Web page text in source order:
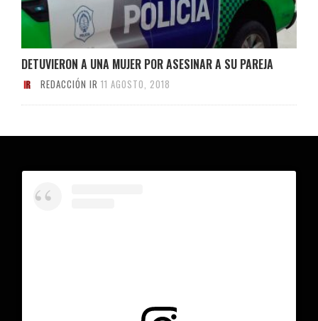
DETUVIERON A UNA MUJER POR ASESINAR A SU PAREJA
REDACCIÓN IR 11 AGOSTO, 2018